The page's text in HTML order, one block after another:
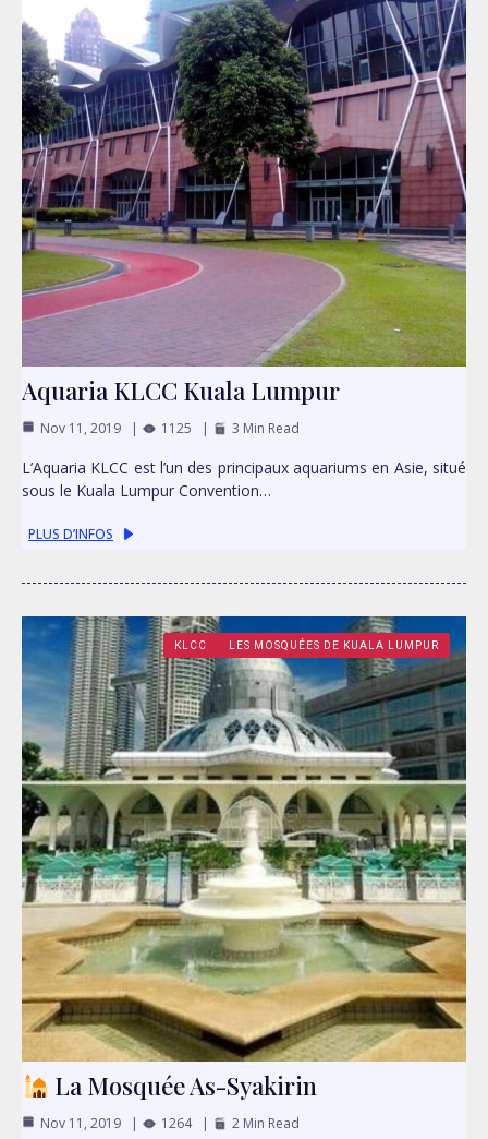
Aquaria KLCC Kuala Lumpur
Nov 11, 2019 1125 3 Min Read
L’Aquaria KLCC est l’un des principaux aquariums en Asie, situé
sous le Kuala Lumpur Convention…
PLUS D’INFOS
KLCC LES MOSQUÉES DE KUALA LUMPUR
La Mosquée As-Syakirin
Nov 11, 2019 1264 2 Min Read